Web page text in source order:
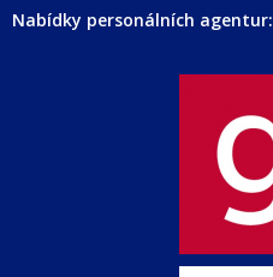
Nabídky personálních agentur: